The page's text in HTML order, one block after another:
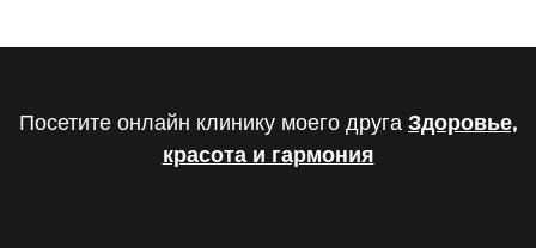
Посетите онлайн клинику моего друга Здоровье,
красота и гармония